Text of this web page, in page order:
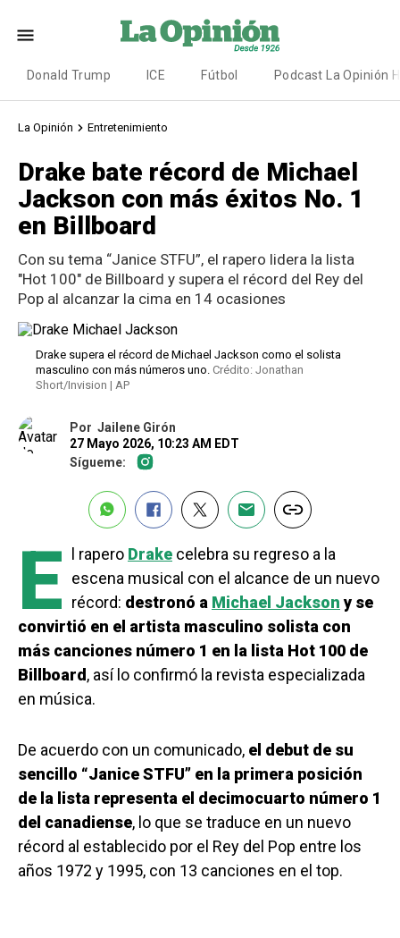
Donald Trump ICE Fútbol Podcast La Opinión
La Opinión Entretenimiento
Drake bate récord de Michael
Jackson con más éxitos No. 1
en Billboard
Con su tema “Janice STFU”, el rapero lidera la lista
"Hot 100" de Billboard y supera el récord del Rey del
Pop al alcanzar la cima en 14 ocasiones
Drake supera el récord de Michael Jackson como el solista
masculino con más números uno. Crédito: Jonathan
Short/Invision | AP
Por Jailene Girón
27 Mayo 2026, 10:23 AM EDT
Sígueme:
E l rapero Drake celebra su regreso a la
escena musical con el alcance de un nuevo
récord: destronó a Michael Jackson y se
convirtió en el artista masculino solista con
más canciones número 1 en la lista Hot 100 de
Billboard , así lo confirmó la revista especializada
en música.
De acuerdo con un comunicado, el debut de su
sencillo “Janice STFU” en la primera posición
de la lista representa el decimocuarto número 1
del canadiense, lo que se traduce en un nuevo
récord al establecido por el Rey del Pop entre los
años 1972 y 1995, con 13 canciones en el top.